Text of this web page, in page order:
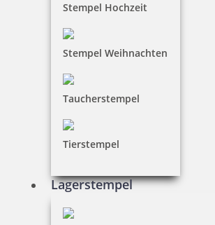
Stempel Hochzeit
Stempel Weihnachten
Taucherstempel
Tierstempel
Lagerstempel